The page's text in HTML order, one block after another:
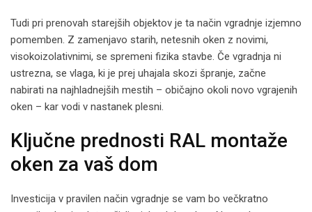
Tudi pri prenovah starejših objektov je ta način vgradnje izjemno
pomemben. Z zamenjavo starih, netesnih oken z novimi,
visokoizolativnimi, se spremeni fizika stavbe. Če vgradnja ni
ustrezna, se vlaga, ki je prej uhajala skozi špranje, začne
nabirati na najhladnejših mestih – običajno okoli novo vgrajenih
oken – kar vodi v nastanek plesni.
Ključne prednosti RAL montaže
oken za vaš dom
Investicija v pravilen način vgradnje se vam bo večkratno